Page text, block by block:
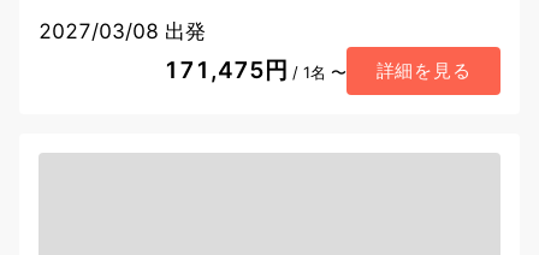
2027/03/08 出発
171,475円 / 1名 〜 詳細を見る